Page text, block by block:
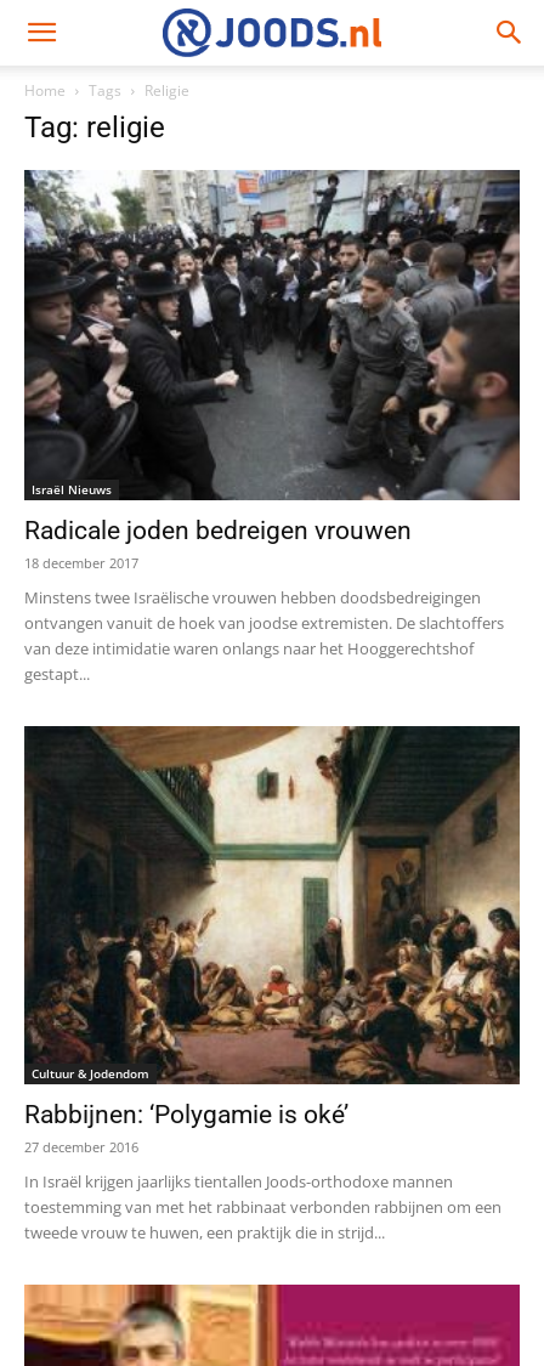
Home Tags Religie
Tag: religie
Israël Nieuws
Radicale joden bedreigen vrouwen
18 december 2017
Minstens twee Israëlische vrouwen hebben doodsbedreigingen
ontvangen vanuit de hoek van joodse extremisten. De slachtoffers
van deze intimidatie waren onlangs naar het Hooggerechtshof
gestapt...
Cultuur & Jodendom
Rabbijnen: ‘Polygamie is oké’
27 december 2016
In Israël krijgen jaarlijks tientallen Joods-orthodoxe mannen
toestemming van met het rabbinaat verbonden rabbijnen om een
tweede vrouw te huwen, een praktijk die in strijd...